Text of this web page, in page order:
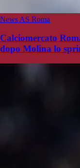
News AS Roma
Calciomercato
dopo Molina lo